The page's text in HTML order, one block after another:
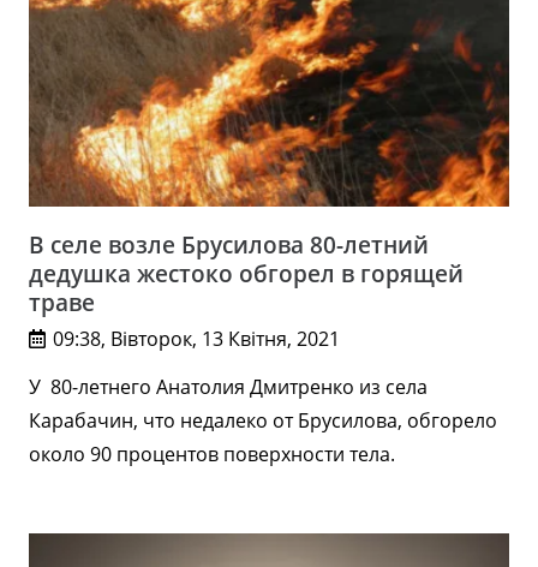
В селе возле Брусилова 80-летний
дедушка жестоко обгорел в горящей
траве
09:38, Вівторок, 13 Квітня, 2021
У 80-летнего Анатолия Дмитренко из села
Карабачин, что недалеко от Брусилова, обгорело
около 90 процентов поверхности тела.